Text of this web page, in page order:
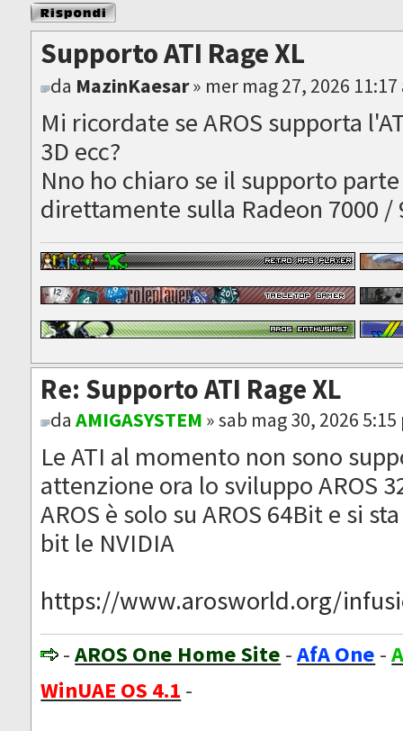
Rispondi al
messaggio
Supporto ATI Rage XL
da MazinKaesar» mer mag 27, 2026 11:17
Mi ricordate se AROS supporta
3D ecc?
Nno ho chiaro se il supporto
direttamente sulla Radeon 7000 /
Re: Supporto ATI Rage XL
daAMIGASYSTEM » sab mag 30, 2026
Le ATI al momento non sono
attenzione ora lo sviluppo AROS
AROS è solo su AROS 64Bit e si
bit le NVIDIA
https://www.arosworld.org/
-AROS One Home Site -AfA One -
WinUAE OS 4.1 -